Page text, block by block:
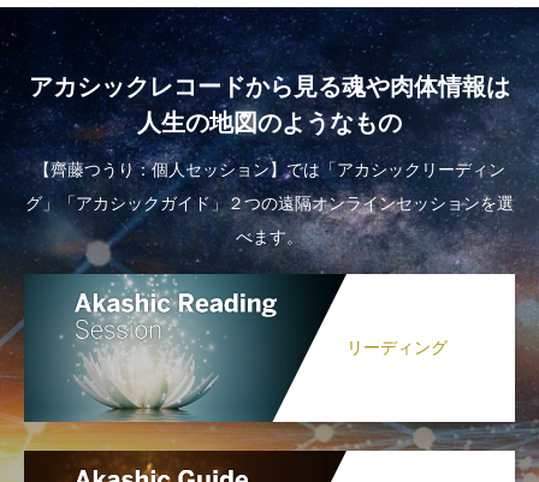
アカシックレコードから見る魂や肉体情報は
人生の地図のようなもの
【齊藤つうり：個人セッション】では「アカシックリーディン
グ」「アカシックガイド」２つの遠隔オンラインセッションを選
べます。
リーディング